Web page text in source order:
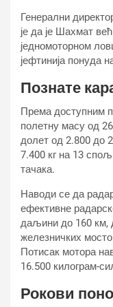
Генерални
је да је Шахмат
једномоторном
јефтинија понуда
Познате
Према доступним
полетну масу од
долет од 2.800 до
7.400 кг на 13
тачака.
Наводи се да
ефективне
даљини до 160 км,
железничких
Потисак мотора
16.500 килограм-
Рокови